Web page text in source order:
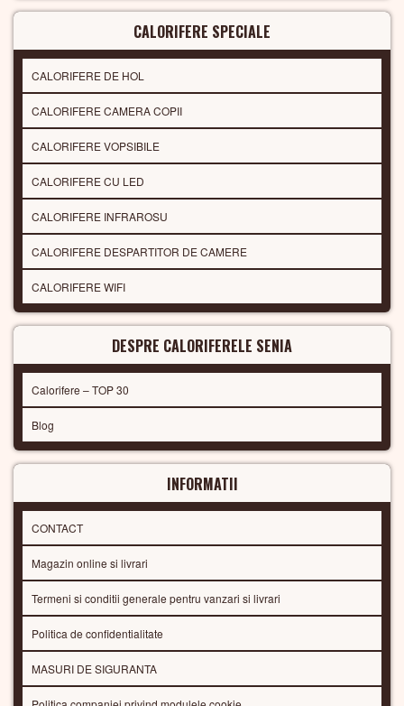
CALORIFERE SPECIALE
CALORIFERE DE HOL
CALORIFERE CAMERA COPII
CALORIFERE VOPSIBILE
CALORIFERE CU LED
CALORIFERE INFRAROSU
CALORIFERE DESPARTITOR DE CAMERE
CALORIFERE WIFI
DESPRE CALORIFERELE SENIA
Calorifere – TOP 30
Blog
INFORMATII
CONTACT
Magazin online si livrari
Termeni si conditii generale pentru vanzari si livrari
Politica de confidentialitate
MASURI DE SIGURANTA